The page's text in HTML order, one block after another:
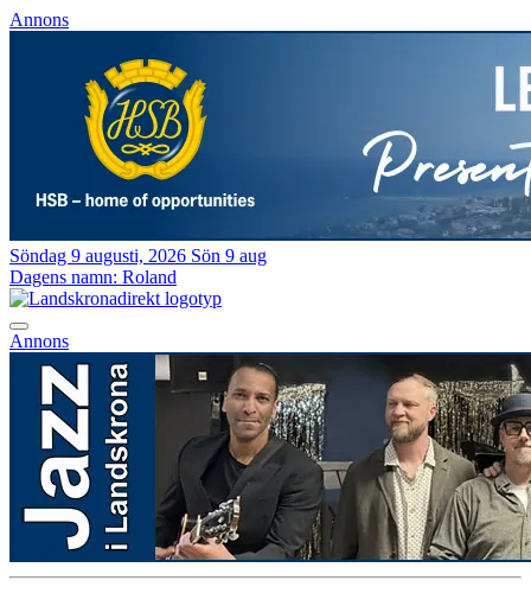
Annons
Söndag 9 augusti, 2026 Sön 9 aug
Dagens namn: Roland
Annons